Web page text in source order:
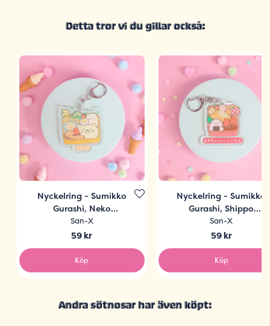
Detta tror vi du gillar också:
Nyckelring - Sumikko
Gurashi, Neko
Bentobox
San-X
59 kr
Köp
Nyckelring - Sumikko
Gurashi, Shippo
Bentobox
San-X
59 kr
Köp
Andra sötnosar har även köpt: